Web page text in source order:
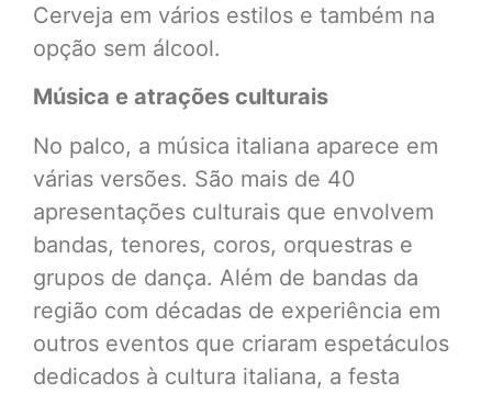
Cerveja em vários estilos e também na
opção sem álcool.
Música e atrações culturais
No palco, a música italiana aparece em
várias versões. São mais de 40
apresentações culturais que envolvem
bandas, tenores, coros, orquestras e
grupos de dança. Além de bandas da
região com décadas de experiência em
outros eventos que criaram espetáculos
dedicados à cultura italiana, a festa